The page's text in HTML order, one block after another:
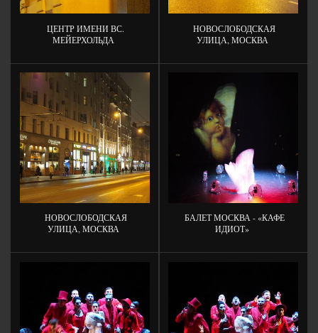
ЦЕНТР ИМЕНИ ВС.
МЕЙЕРХОЛЬДА
НОВОСЛОБОДСКАЯ
УЛИЦА, МОСКВА
НОВОСЛОБОДСКАЯ
УЛИЦА, МОСКВА
БАЛЕТ МОСКВА - «КАФЕ
ИДИОТ»